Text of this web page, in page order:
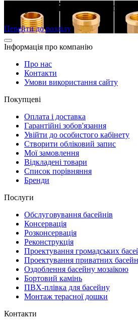
Латунні різьбові
Перейти до розділу
Інформація про компанію
Про нас
Контакти
Умови використання сайту
Покупцеві
Оплата і доставка
Гарантійні зобов'язання
Увійти до особистого кабінету
Створити обліковий запис
Мої замовлення
Відкладені товари
Список порівняння
Бренди
Послуги
Обслуговування басейнів
Консервація
Розконсервація
Реконструкція
Проектування громадських
Проектування приватних
Оздоблення басейну мозаїкою
Бортовий камінь
ПВХ-плівка для басейну
Монтаж терасної дошки
Контакти